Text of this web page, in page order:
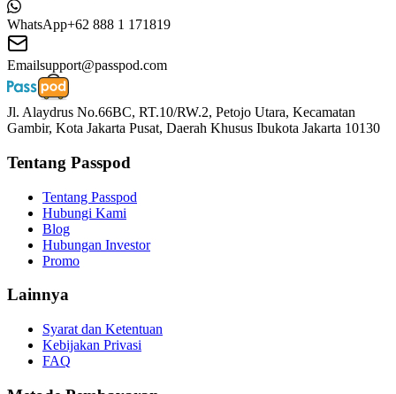
WhatsApp+62 888 1 171819
Emailsupport@passpod.com
Jl. Alaydrus No.66BC, RT.10/RW.2, Petojo Utara, Kecamatan
Gambir, Kota Jakarta Pusat, Daerah Khusus Ibukota Jakarta 10130
Tentang Passpod
Tentang Passpod
Hubungi Kami
Blog
Hubungan Investor
Promo
Lainnya
Syarat dan Ketentuan
Kebijakan Privasi
FAQ